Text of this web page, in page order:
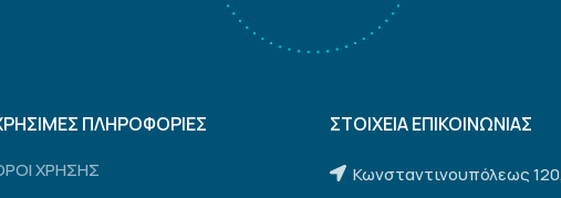
ΠΛΗΡΟΦΟΡΙΕΣ
ΧΡΗΣΗΣ
ΣΤΟΙΧΕΙΑ ΕΠΙΚΟΙΝΩΝΙΑΣ
Κωνσταντινουπόλεως